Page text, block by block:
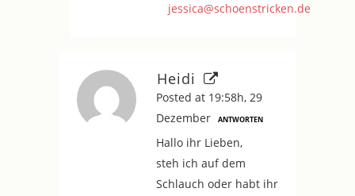
jessica@schoenstricken.de
Heidi
Posted at 19:58h, 29
Dezember
ANTWORTEN
Hallo ihr Lieben,
steh ich auf dem
Schlauch oder habt ihr